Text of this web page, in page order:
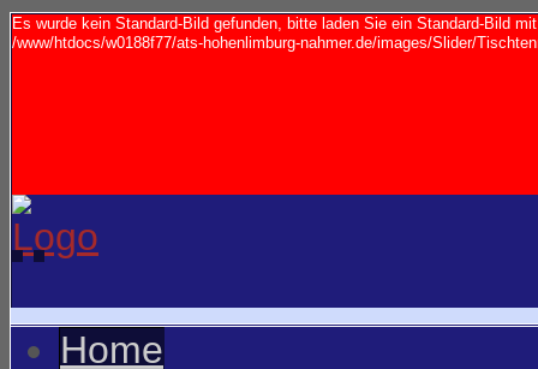
Es wurde kein Standard-Bild gefunden, bitte laden Sie ein Standard-Bild
/www/htdocs/w0188f77/ats-hohenlimburg-nahmer.de/images/Slider/
Home